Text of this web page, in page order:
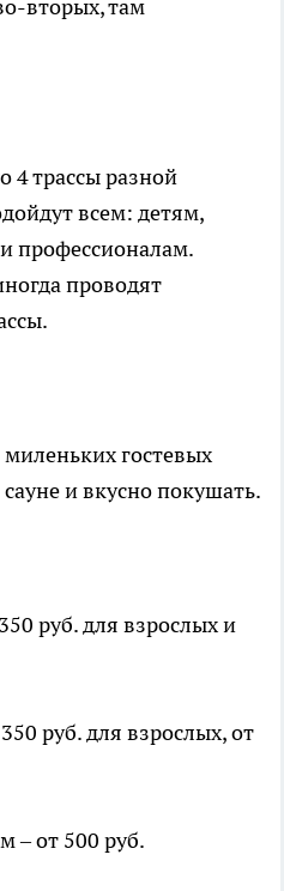
вторых, там
4 трассы разной
всем: детям,
профессионалам.
проводят
гостевых
и вкусно покушать.
руб. для взрослых и
руб. для взрослых, от
– от 500 руб.